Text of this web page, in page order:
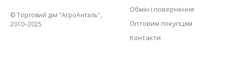
© Торговий дім "АгроАнталь",
2010–2025
Обмін і повернення
Оптовим покупцям
Контакти